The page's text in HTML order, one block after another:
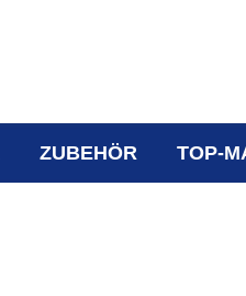
ZUBEHÖR TOP-